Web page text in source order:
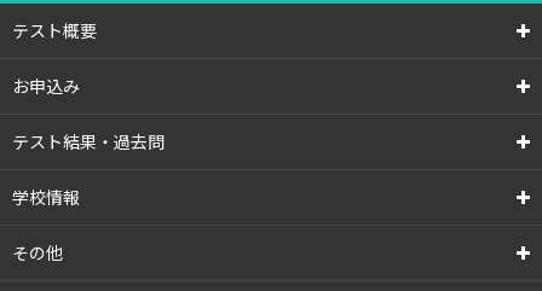
テスト概要
お申込み
テスト結果・過去問
学校情報
その他